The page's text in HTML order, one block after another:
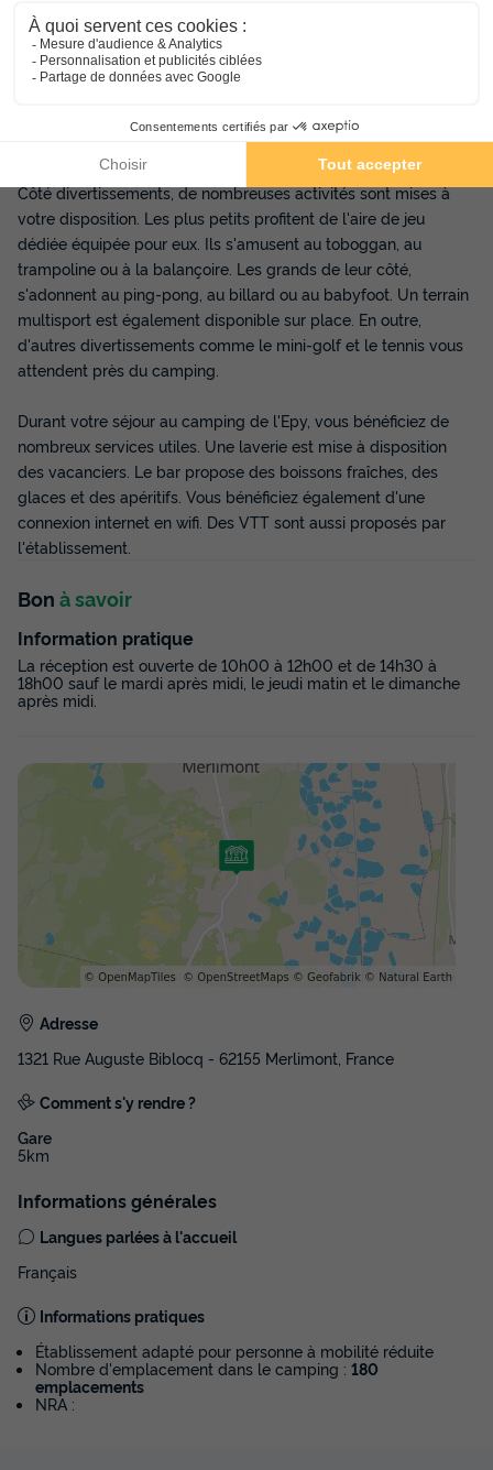
Le camping de l'Epy s'implante à Merlimont, dans le Pas de
Calais. Il vous propose un séjour inoubliable en famille ou entre
amis. Il se situe en effet dans un cadre calme et dans la nature,
propice à la détente. Une piscine couverte vous attend à
proximité de votre location de vacances pour profiter de la
nage.
Côté divertissements, de nombreuses activités sont mises à
votre disposition. Les plus petits profitent de l'aire de jeu
dédiée équipée pour eux. Ils s'amusent au toboggan, au
trampoline ou à la balançoire. Les grands de leur côté,
s'adonnent au ping-pong, au billard ou au babyfoot. Un terrain
multisport est également disponible sur place. En outre,
d'autres divertissements comme le mini-golf et le tennis vous
attendent près du camping.
Durant votre séjour au camping de l'Epy, vous bénéficiez de
nombreux services utiles. Une laverie est mise à disposition
des vacanciers. Le bar propose des boissons fraîches, des
glaces et des apéritifs. Vous bénéficiez également d'une
connexion internet en wifi. Des VTT sont aussi proposés par
l'établissement.
Bon à savoir
Information pratique
La réception est ouverte de 10h00 à 12h00 et de 14h30 à
18h00 sauf le mardi après midi, le jeudi matin et le dimanche
après midi.
Adresse
1321 Rue Auguste Biblocq - 62155 Merlimont, France
Comment s'y rendre ?
Gare
5km
Informations générales
Langues parlées à l'accueil
Français
Informations pratiques
Établissement adapté pour personne à mobilité réduite
Nombre d'emplacement dans le camping : 180
emplacements
NRA :